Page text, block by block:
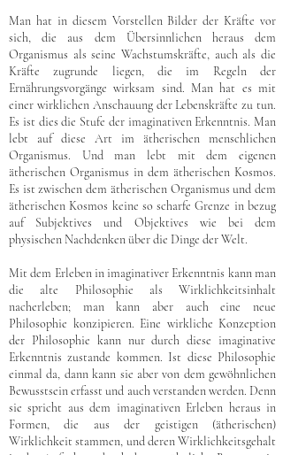
Man hat in diesem Vorstellen Bilder der Kräfte vor
sich, die aus dem Übersinnlichen heraus dem
Organismus als seine Wachstumskräfte, auch als die
Kräfte zugrunde liegen, die im Regeln der
Ernährungsvorgänge wirksam sind. Man hat es mit
einer wirklichen Anschauung der Lebenskräfte zu tun.
Es ist dies die Stufe der imaginativen Erkenntnis. Man
lebt auf diese Art im ätherischen menschlichen
Organismus. Und man lebt mit dem eigenen
ätherischen Organismus in dem ätherischen Kosmos.
Es ist zwischen dem ätherischen Organismus und dem
ätherischen Kosmos keine so scharfe Grenze in bezug
auf Subjektives und Objektives wie bei dem
physischen Nachdenken über die Dinge der Welt.
Mit dem Erleben in imaginativer Erkenntnis kann man
die alte Philosophie als Wirklichkeitsinhalt
nacherleben; man kann aber auch eine neue
Philosophie konzipieren. Eine wirkliche Konzeption
der Philosophie kann nur durch diese imaginative
Erkenntnis zustande kommen. Ist diese Philosophie
einmal da, dann kann sie aber von dem gewöhnlichen
Bewusstsein erfasst und auch verstanden werden. Denn
sie spricht aus dem imaginativen Erleben heraus in
Formen, die aus der geistigen (ätherischen)
Wirklichkeit stammen, und deren Wirklichkeitsgehalt